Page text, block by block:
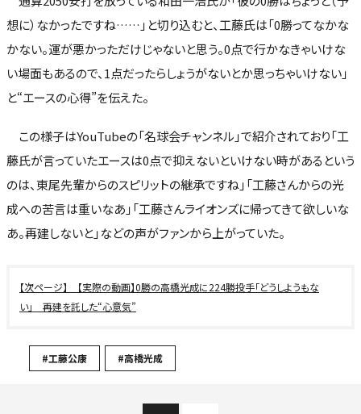
想に）なかったですね……」と切り込むと、工藤氏は「0勝ってなかな
かない。運が悪かっただけじゃないと思う。0点で行かなきゃいけな
い場面もあるので、1点だったらしょうがないとか思っちゃいけない」
と“エースの心得”を伝えた。
この様子はYouTubeの「名球会チャンネル」で紹介されており「工
藤氏が言っていたエースは0点で抑えないといけない時があるという
のは、東尾先輩からのスピリットの継承ですね」「工藤さんからの光
成への苦言は重いなあ」「工藤さんライオンズに帰ってきて欲しいな
あ。再建しないと」などの声がファンから上がっていた。
【実際の動画】0勝の高橋光成に224勝投手「どうしようもな
い」 再建を託した“心意気”
#工藤公康 #高橋光成